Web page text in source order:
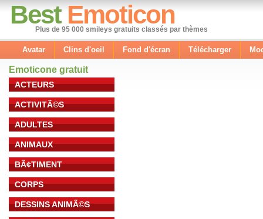
Best Emoticon
Plus de 95 000 smileys gratuits classés par thèmes
Avatar Clins d'oeil Fond d'écran Télécharger
Emoticone gratuit
ACTEURS
ACTIVITÃ©S
ADULTES
ANIMAUX
BÃ¢TIMENT
CORPS
DESSINS ANIMÃ©S